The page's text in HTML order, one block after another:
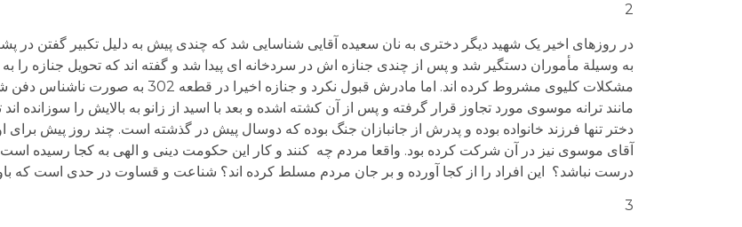
2
در روزهای اخیر یک شهید دیگر دختری به نان سعیده آقایی شناسایی شد که چندی پیش به دلیل تکبیر گفتن در
به وسیلة مأموران دستگیر شد و پس از چندی جنازه اش در سردخانه ای پیدا شد و گفته اند که تحویل جنازه را
مشکلات کلیوی مشروط کرده اند. اما مادرش قبول نکرد و
مانند ترانه موسوی مورد تجاوز قرار گرفته و پس از آن کشته اشده و بعد با اسید از زانو به بالایش را سوزانده اند
دختر تنها فرزند خانواده بوده و پدرش از جانبازان جنگ بوده که دوسال پیش در گذشته است. چند روز پیش
آقای موسوی نیز در آن شرکت کرده بود. واقعا مردم چه کنند و کار این حکومت دینی و الهی به کجا رسیده
درست نباشد؟ این افراد را از کجا آورده و بر جان مردم مسلط کرده اند؟ شناعت و قساوت در حدی است که
3